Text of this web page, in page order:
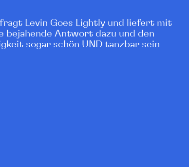
Levin Goes Lightly und liefert mit
bejahende Antwort dazu und den
sogar schön UND tanzbar sein